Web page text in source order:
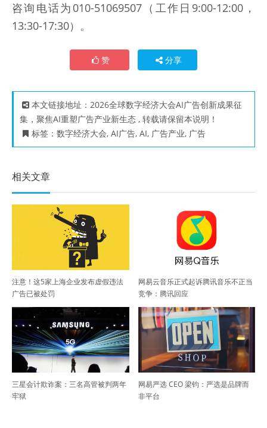
咨询电话为010-51069507（工作日9:00-12:00，
13:30-17:30）。
赞 分享
本文链接地址： 2026全球数字经济大会AI广告创新成果征
集，聚焦AI重塑广告产业新生态 , 转载请保留本说明！
标签： 数字经济大会, AI广告, AI, 广告产业, 广告
相关文章
注意！这5家上海企业发布虚假违法
广告已被处罚
网易云音乐正式起诉腾讯音乐不正当
竞争：腾讯回应
三星会计欺诈案：三名高管被判两年
牢狱
网易严选 CEO 梁钧：严选是品牌而
非平台